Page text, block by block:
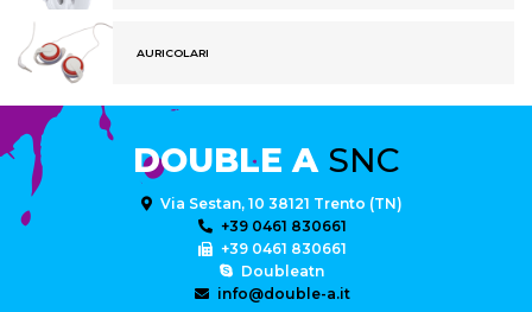
AURICOLARI
DOUBLE A SNC
Via Sestan, 10 38121 Trento (TN)
+39 0461 830661
+39 0461 830661
Doubleatn
info@double-a.it